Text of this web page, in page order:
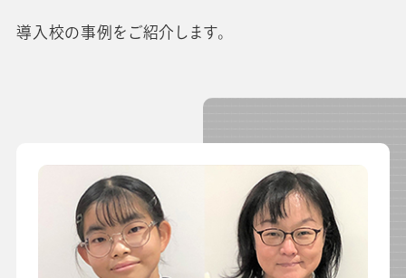
手帳甲子園
校長・副校長インタビュー
先生の学び応援コラム
SDGsの取組み
導入校の事例をご紹介します。